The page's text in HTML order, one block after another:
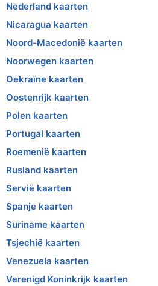
Nederland kaarten
Nicaragua kaarten
Noord-Macedonië kaarten
Noorwegen kaarten
Oekraïne kaarten
Oostenrijk kaarten
Polen kaarten
Portugal kaarten
Roemenië kaarten
Rusland kaarten
Servië kaarten
Spanje kaarten
Suriname kaarten
Tsjechië kaarten
Venezuela kaarten
Verenigd Koninkrijk kaarten